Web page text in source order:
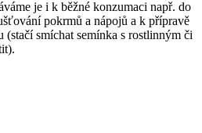
je i k běžné konzumaci např. do
pokrmů a nápojů a k přípravě
smíchat semínka s rostlinným či